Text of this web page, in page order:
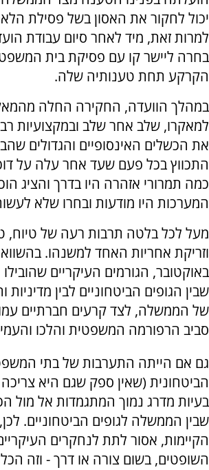
יכול לחקור את האסון בשל פסילת
למרות זאת, מיד לאחר סיום עבודת
בחרה ליישר קו עם פסיקת בית
הקרקע תחת טענותיה שלה.
במהלך הוועדה, החקירה החלה
למאקרו, שלב אחר שלב ובמקצועיות
את הכשלים האינסופיים והגדולים
התכווץ בכל פעם שעד אחר עלה על
כמה תמרורי אזהרה היו בדרך והציג
המערכות היו מודעות ובחרו שלא
מעל לכל בלטה תרבות רעה של טיוח,
וזריקת אחריות האחד למשנהו.
באוקטובר, הגורמים העיקריים
שבין הגופים הביטחוניים לבין מדיניות
של הממשלה, לצד קרעים חברתיים
סביב הרפורמה המשפטית והלכו והעמיקו
גם אם הייתה התערבות של בתי
הביטחונית (שאין ספק שגם היא
בעיות מדרג נמוך המתגמדות אל מול
שבין הממשלה לגופים הביטחוניים.
הקיימות, אסור לתת לנחקרים
השופטים, בשום צורה או דרך - וזה